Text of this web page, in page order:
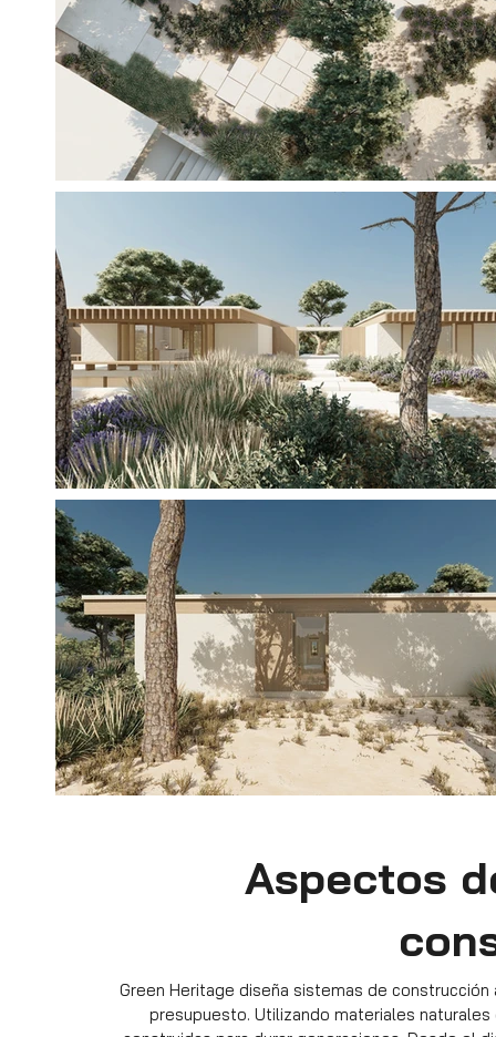
Aspectos
Green Heritage diseña sistemas de
presupuesto. Utilizando materiales